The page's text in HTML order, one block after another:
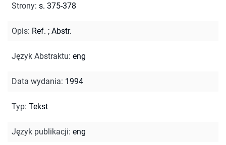
Strony: s. 375-378
Opis: Ref. ; Abstr.
Język Abstraktu: eng
Data wydania: 1994
Typ: Tekst
Język publikacji: eng